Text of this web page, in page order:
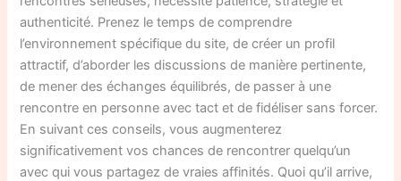
authenticité. Prenez le temps de comprendre
l’environnement spécifique du site, de créer un profil
attractif, d’aborder les discussions de manière pertinente,
de mener des échanges équilibrés, de passer à une
rencontre en personne avec tact et de fidéliser sans forcer.
En suivant ces conseils, vous augmenterez
significativement vos chances de rencontrer quelqu’un
avec qui vous partagez de vraies affinités. Quoi qu’il arrive,